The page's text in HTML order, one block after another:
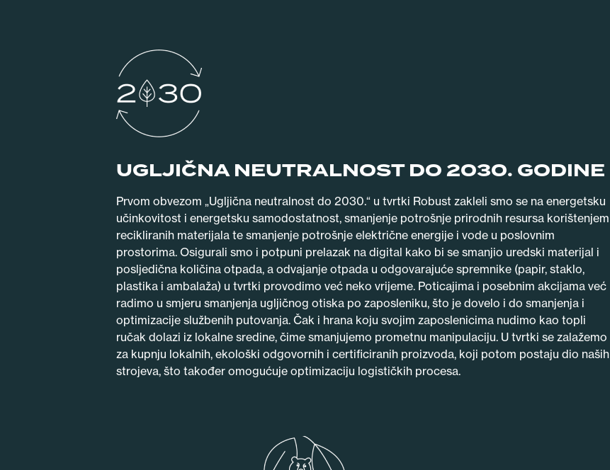
UGLJIČNA NEUTRALNOST DO 2030. GODINE
Prvom obvezom „Ugljična neutralnost do 2030.“ u tvrtki Robust zakleli smo se na energetsku
učinkovitost i energetsku samodostatnost, smanjenje potrošnje prirodnih resursa korištenjem
recikliranih materijala te smanjenje potrošnje električne energije i vode u poslovnim
prostorima. Osigurali smo i potpuni prelazak na digital kako bi se smanjio uredski materijal i
posljedična količina otpada, a odvajanje otpada u odgovarajuće spremnike (papir, staklo,
plastika i ambalaža) u tvrtki provodimo već neko vrijeme. Poticajima i posebnim akcijama već
radimo u smjeru smanjenja ugljičnog otiska po zaposleniku, što je dovelo i do smanjenja i
optimizacije službenih putovanja. Čak i hrana koju svojim zaposlenicima nudimo kao topli
ručak dolazi iz lokalne sredine, čime smanjujemo prometnu manipulaciju. U tvrtki se zalažemo
za kupnju lokalnih, ekološki odgovornih i certificiranih proizvoda, koji potom postaju dio naših
strojeva, što također omogućuje optimizaciju logističkih procesa.